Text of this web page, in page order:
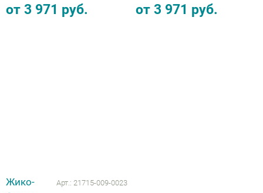
от 3 971 руб. от 3 971 руб.
Жико-
Арт.: 21715-009-0023